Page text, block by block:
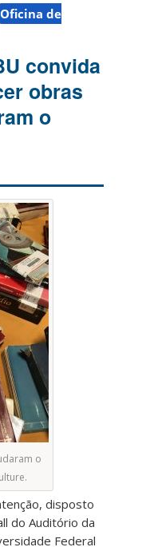
Oficina de
convida
obras
o
o
disposto
do Auditório da
Federal